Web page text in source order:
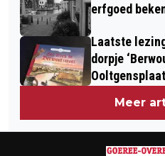
erfgoed
Laatste
dorpje
Ooltgensplaat
Meer